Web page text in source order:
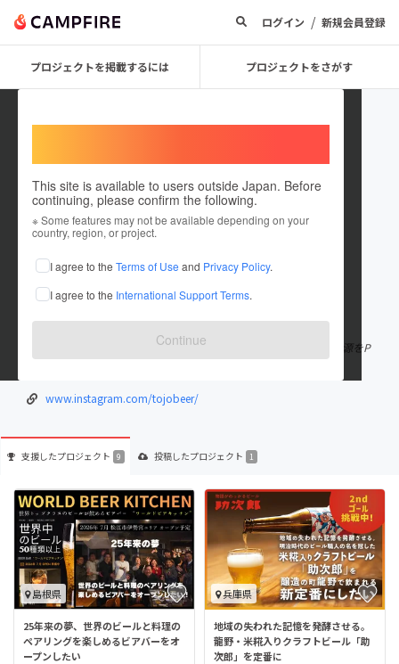
ログイン / 新規会員登録
プロジェクトを掲載するには プロジェクトをさがす
This site is available to users outside Japan. Before
continuing, please confirm the following.
※ Some features may not be available depending on your
country, region, or project.
I agree to the Terms of Use and Privacy Policy.
I agree to the International Support Terms.
Continue
tojobakusyu
これまでに9回支援して1件のプロジェクトを投稿しています
在住国：日本 現在地：広島県
出身国：日本 出身地：広島県
広島県の最北、東城町 地域資源×クラフトビール ビールと地域資源をP
R！
www.instagram.com/tojobeer/
支援したプロジェクト 9 投稿したプロジェクト 1
島根県
25年来の夢、世界のビールと料理の
ペアリングを楽しめるビアバーをオ
ープンしたい
兵庫県
地域の失われた記憶を発酵させる。
龍野・米糀入りクラフトビール「助
次郎」を定番に